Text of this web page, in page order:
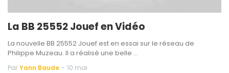
La BB 25552 Jouef en Vidéo
La nouvelle BB 25552 Jouef est en essai sur le réseau de
Philippe Muzeau. Il a réalisé une belle …
Par Yann Baude - 10 mai